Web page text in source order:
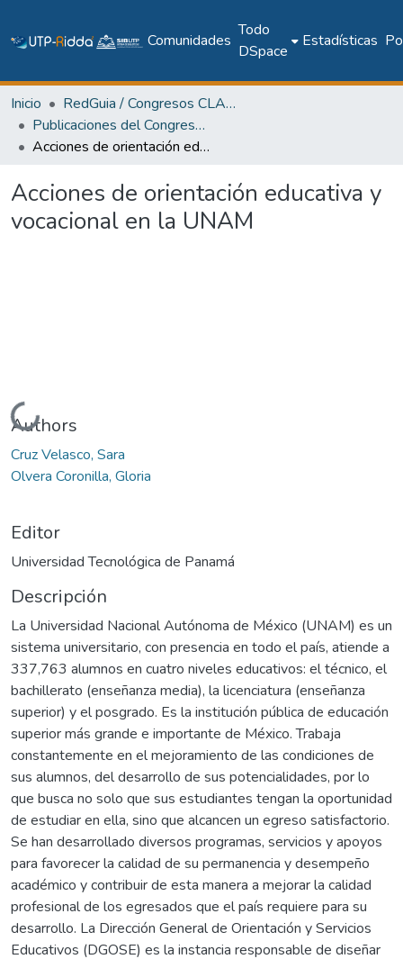
Comunidades
Todo
DSpace
Estadísticas
Inicio
RedGuia / Congresos CLABES
Publicaciones del Congreso Internacional CLABES
Acciones de orientación educativa y vocacional en la UNAM
Acciones de orientación educativa y
vocacional en la UNAM
Cargando...
Authors
Cruz Velasco, Sara
Olvera Coronilla, Gloria
Editor
Universidad Tecnológica de Panamá
Descripción
La Universidad Nacional Autónoma de México (UNAM) es un
sistema universitario, con presencia en todo el país, atiende a
337,763 alumnos en cuatro niveles educativos: el técnico, el
bachillerato (enseñanza media), la licenciatura (enseñanza
superior) y el posgrado. Es la institución pública de educación
superior más grande e importante de México. Trabaja
constantemente en el mejoramiento de las condiciones de
sus alumnos, del desarrollo de sus potencialidades, por lo
que busca no solo que sus estudiantes tengan la oportunidad
de estudiar en ella, sino que alcancen un egreso satisfactorio.
Se han desarrollado diversos programas, servicios y apoyos
para favorecer la calidad de su permanencia y desempeño
académico y contribuir de esta manera a mejorar la calidad
profesional de los egresados que el país requiere para su
desarrollo. La Dirección General de Orientación y Servicios
Educativos (DGOSE) es la instancia responsable de diseñar